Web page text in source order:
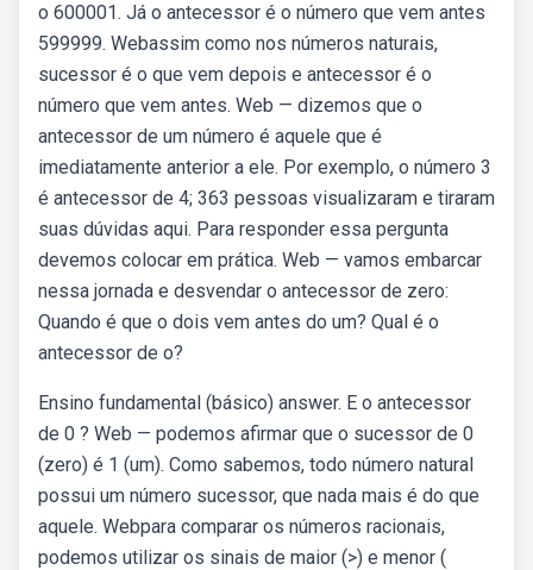
o 600001. Já o antecessor é o número que vem antes
599999. Webassim como nos números naturais,
sucessor é o que vem depois e antecessor é o
número que vem antes. Web — dizemos que o
antecessor de um número é aquele que é
imediatamente anterior a ele. Por exemplo, o número 3
é antecessor de 4; 363 pessoas visualizaram e tiraram
suas dúvidas aqui. Para responder essa pergunta
devemos colocar em prática. Web — vamos embarcar
nessa jornada e desvendar o antecessor de zero:
Quando é que o dois vem antes do um? Qual é o
antecessor de o?
Ensino fundamental (básico) answer. E o antecessor
de 0 ? Web — podemos afirmar que o sucessor de 0
(zero) é 1 (um). Como sabemos, todo número natural
possui um número sucessor, que nada mais é do que
aquele. Webpara comparar os números racionais,
podemos utilizar os sinais de maior (>) e menor (